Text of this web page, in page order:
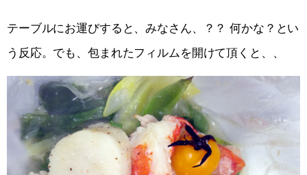
テーブルにお運びすると、みなさん、？？ 何かな？とい
う反応。でも、包まれたフィルムを開けて頂くと、、